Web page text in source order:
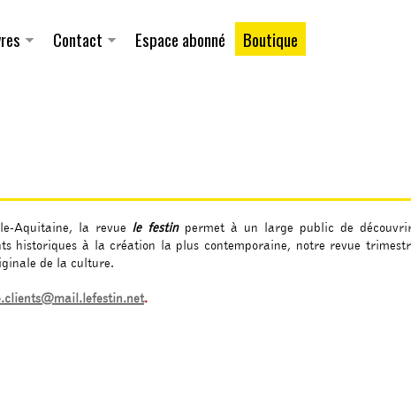
principal
Contact Espace abonné Boutique
Aquitaine, la revue le festinpermet à un large public de
historiques à la création la plus contemporaine, notre revue
de la culture.
.